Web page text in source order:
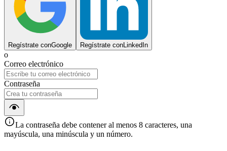
Regístrate conGoogle Regístrate conLinkedIn
o
Correo electrónico
Contraseña
La contraseña debe contener al menos 8 caracteres, una
mayúscula, una minúscula y un número.